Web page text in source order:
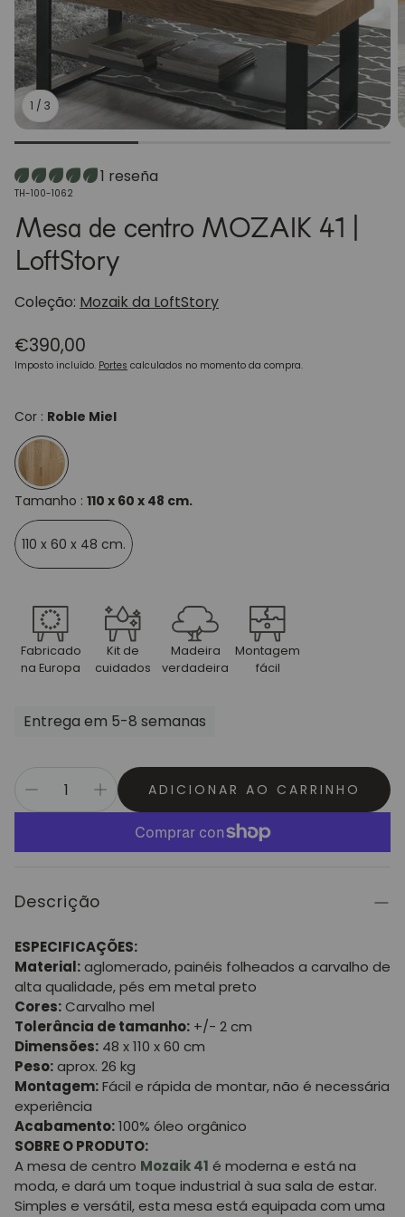
1 / 3
1 reseña
SKU:
TH-100-1062
Mesa de centro MOZAIK 41 |
LoftStory
Coleção: Mozaik da LoftStory
Preço
normal
€390,00
Imposto incluído. Portes calculados no momento da compra.
Cor : Roble Miel
Tamanho : 110 x 60 x 48 cm.
110 x 60 x 48 cm.
Fabricado
na Europa
Kit de
cuidados
Madeira
verdadeira
Montagem
fácil
Entrega em 5-8 semanas
ADICIONAR AO CARRINHO
Descrição
ESPECIFICAÇÕES:
Material:aglomerado, painéis folheados a carvalho de
alta qualidade, pés em metal preto
Cores:Carvalho mel
Tolerância de tamanho: +/- 2 cm
Dimensões: 48 x 110 x 60 cm
Peso:aprox. 26 kg
Montagem:Fácil e rápida de montar, não é necessária
experiência
Acabamento:100% óleo orgânico
SOBRE O PRODUTO:
A mesa de centro Mozaik 41 é moderna e está na
moda, e dará um toque industrial à sua sala de estar.
Simples e versátil, esta mesa está equipada com uma